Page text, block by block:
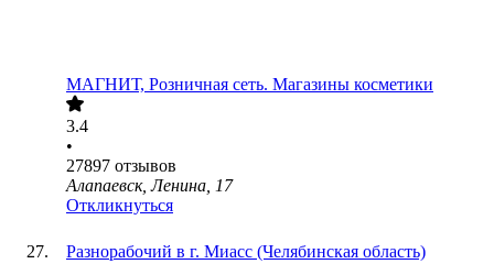
МАГНИТ, Розничная сеть. Магазины косметики
3.4
•
27897 отзывов
Алапаевск, Ленина, 17
Откликнуться
Разнорабочий в г. Миасс (Челябинская область)